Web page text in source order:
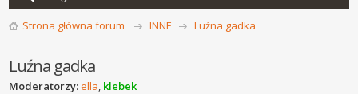
Strona główna forum INNE Luźna gadka
Luźna gadka
Moderatorzy:ella, klebek